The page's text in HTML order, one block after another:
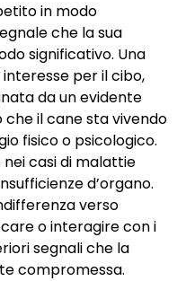
in modo
che la sua
significativo. Una
per il cibo,
da un evidente
il cane sta vivendo
fisico o psicologico.
casi di malattie
d’organo.
verso
o interagire con i
segnali che la
compromessa.